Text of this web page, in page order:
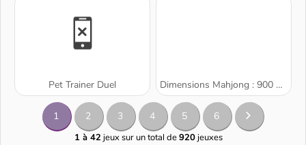
Pet Trainer Duel Dimensions Mahjong : 900 Secondes
1 2 3 4 5 6
1 à 42jeux sur un total de920jeuxes